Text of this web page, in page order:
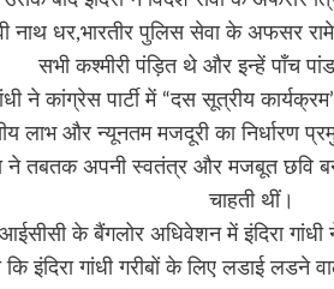
नाथ धर,भारतीर पुलिस सेवा के अफसर
सभी कश्मीरी पंड़ित थे और इन्हें पाँच
ने कांग्रेस पार्टी में “दस सूत्रीय
लाभ और न्यूनतम मजदूरी का
ने तबतक अपनी स्वतंत्र और मजबूत
चाहती थीं।
के बैंगलोर अधिवेशन में इंदिरा
गांधी गरीबों के लिए लडाई लडने